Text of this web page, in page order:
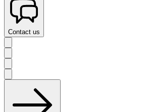
Contact us